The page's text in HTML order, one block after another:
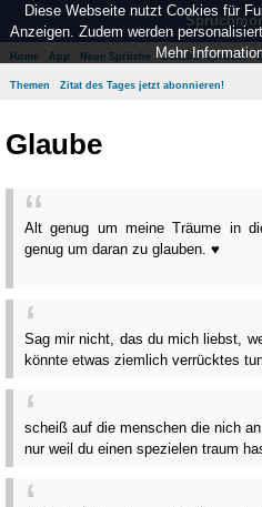
Home App Neue Sprüche Beliebte Sprüche
Themen Zitat des Tages jetzt abonnieren!
Glaube
Alt genug um meine Träume in
genug um daran zu glauben. ♥
Sag mir nicht, das du mich liebst,
könnte etwas ziemlich verrücktes
scheiß auf die menschen die nich
nur weil du einen spezielen traum
Diese Webseite nutzt Cookies für
Anzeigen. Zudem werden
Mehr